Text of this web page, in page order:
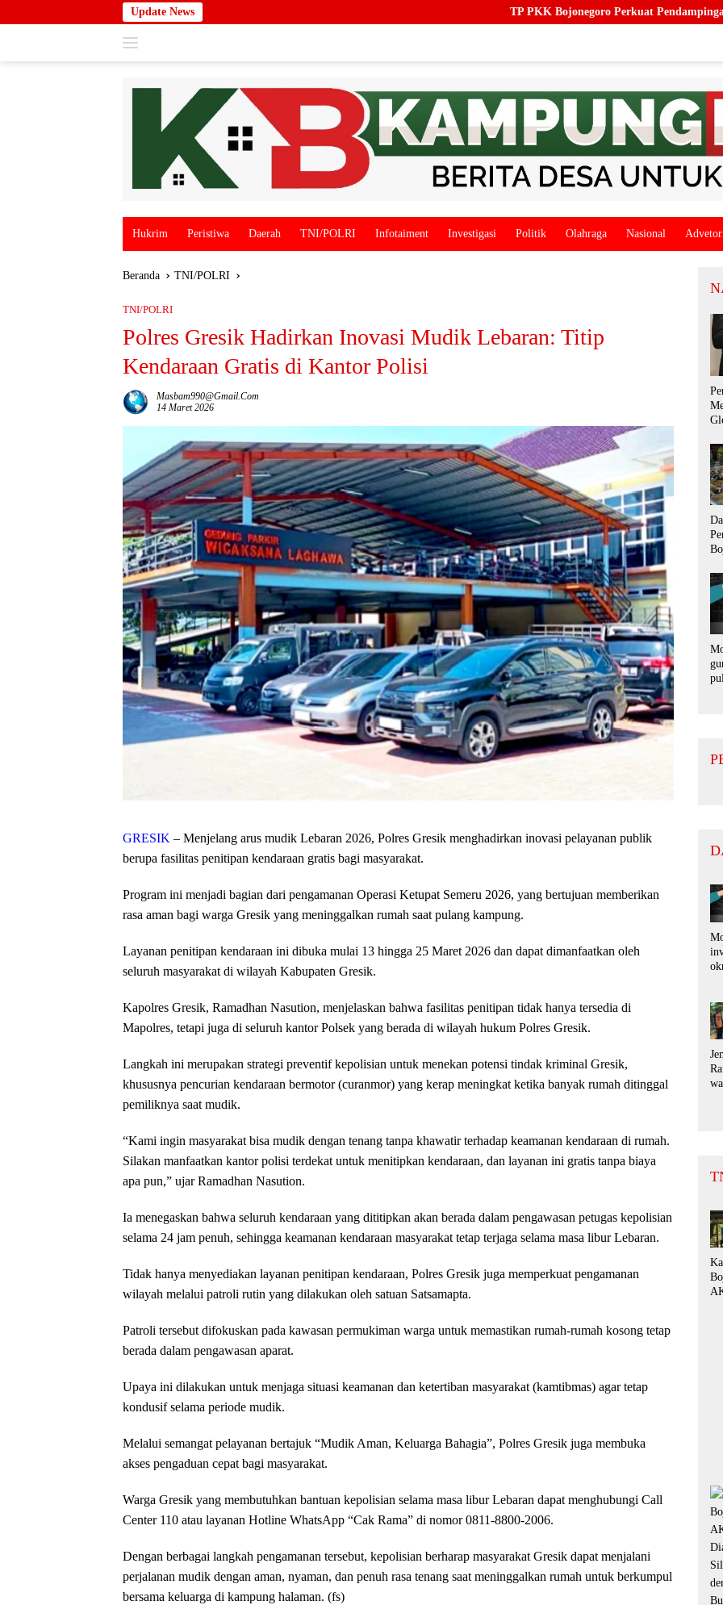
ke
Update News TP PKK Bojonegoro Perkuat Pendampingan Keluarga,
Hukrim Peristiwa Daerah TNI/POLRI Infotaiment Investigasi Politik Olahraga Nasional
Beranda TNI/POLRI
TNI/POLRI
Polres Gresik Hadirkan Inovasi Mudik Lebaran: Titip
Kendaraan Gratis di Kantor Polisi
Masbam990@gmail.com
14 Maret 2026
GRESIK – Menjelang arus mudik Lebaran 2026, Polres Gresik menghadirkan inovasi pelayanan publik
berupa fasilitas penitipan kendaraan gratis bagi masyarakat.
Program ini menjadi bagian dari pengamanan Operasi Ketupat Semeru 2026, yang bertujuan memberikan
rasa aman bagi warga Gresik yang meninggalkan rumah saat pulang kampung.
Layanan penitipan kendaraan ini dibuka mulai 13 hingga 25 Maret 2026 dan dapat dimanfaatkan oleh
seluruh masyarakat di wilayah Kabupaten Gresik.
Kapolres Gresik, Ramadhan Nasution, menjelaskan bahwa fasilitas penitipan tidak hanya tersedia di
Mapolres, tetapi juga di seluruh kantor Polsek yang berada di wilayah hukum Polres Gresik.
Langkah ini merupakan strategi preventif kepolisian untuk menekan potensi tindak kriminal Gresik,
khususnya pencurian kendaraan bermotor (curanmor) yang kerap meningkat ketika banyak rumah ditinggal
pemiliknya saat mudik.
“Kami ingin masyarakat bisa mudik dengan tenang tanpa khawatir terhadap keamanan kendaraan di rumah.
Silakan manfaatkan kantor polisi terdekat untuk menitipkan kendaraan, dan layanan ini gratis tanpa biaya
apa pun,” ujar Ramadhan Nasution.
Ia menegaskan bahwa seluruh kendaraan yang dititipkan akan berada dalam pengawasan petugas kepolisian
selama 24 jam penuh, sehingga keamanan kendaraan masyarakat tetap terjaga selama masa libur Lebaran.
Tidak hanya menyediakan layanan penitipan kendaraan, Polres Gresik juga memperkuat pengamanan
wilayah melalui patroli rutin yang dilakukan oleh satuan Satsamapta.
Patroli tersebut difokuskan pada kawasan permukiman warga untuk memastikan rumah-rumah kosong tetap
berada dalam pengawasan aparat.
Upaya ini dilakukan untuk menjaga situasi keamanan dan ketertiban masyarakat (kamtibmas) agar tetap
kondusif selama periode mudik.
Melalui semangat pelayanan bertajuk “Mudik Aman, Keluarga Bahagia”, Polres Gresik juga membuka
akses pengaduan cepat bagi masyarakat.
Warga Gresik yang membutuhkan bantuan kepolisian selama masa libur Lebaran dapat menghubungi Call
Center 110 atau layanan Hotline WhatsApp “Cak Rama” di nomor 0811-8800-2006.
Dengan berbagai langkah pengamanan tersebut, kepolisian berharap masyarakat Gresik dapat menjalani
perjalanan mudik dengan aman, nyaman, dan penuh rasa tenang saat meninggalkan rumah untuk berkumpul
bersama keluarga di kampung halaman. (fs)